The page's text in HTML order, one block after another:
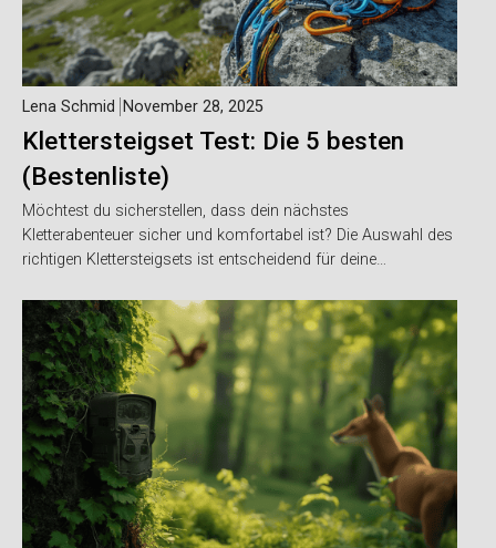
Klettersteigset Test: Die 5 besten
(Bestenliste)
Lena Schmid November 28, 2025
Möchtest du sicherstellen, dass dein nächstes
Kletterabenteuer sicher und komfortabel ist? Die Auswahl des
richtigen Klettersteigsets ist entscheidend für deine…